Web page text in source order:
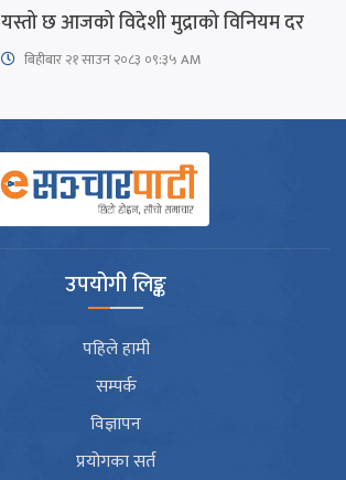
यस्तो छ आजको विदेशी मुद्राको विनियम दर
बिहीबार २१ साउन २०८३ ०९:३५ AM
उपयोगी लिङ्क
पहिले हामी
सम्पर्क
विज्ञापन
प्रयोगका सर्त